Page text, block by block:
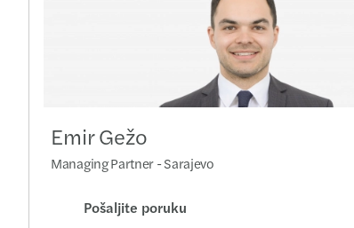
Emir Gežo
Managing Partner - Sarajevo
Pošaljite poruku